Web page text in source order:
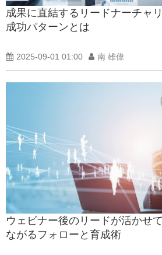
成果に直結するリードナーチャ
成功パターンとは
2025-09-01 01:00 南 雄偉
ウェビナー後のリードが活かせ
ながるフォローと育成術